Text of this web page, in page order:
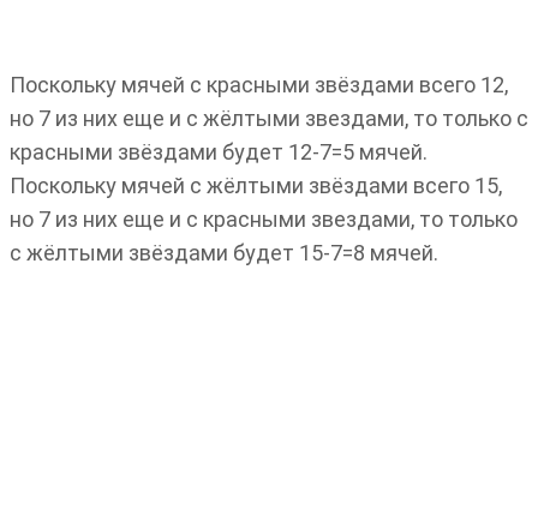
Поскольку мячей с красными звёздами всего 12,
но 7 из них еще и с жёлтыми звездами, то только с
красными звёздами будет 12-7=5 мячей.
Поскольку мячей с жёлтыми звёздами всего 15,
но 7 из них еще и с красными звездами, то только
с жёлтыми звёздами будет 15-7=8 мячей.